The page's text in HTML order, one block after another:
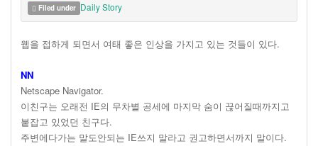
Filed under Daily Story
웹을 접하게 되면서 여태 좋은 인상을 가지고 있는 것들이 있다.
NN
Netscape Navigator.
이친구는 오래전 IE의 무차별 공세에 마지막 숨이 끊어질때까지고
붙잡고 있었던 친구다.
주변에다가는 말도안되는 IE쓰지 말라고 권고하면서까지 말이다.